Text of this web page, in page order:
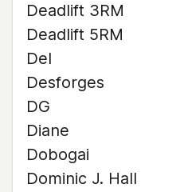
Deadlift 3RM
Deadlift 5RM
Del
Desforges
DG
Diane
Dobogai
Dominic J. Hall